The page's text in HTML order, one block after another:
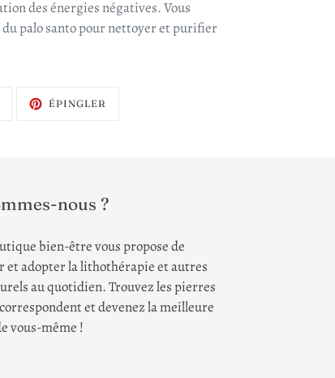
des énergies négatives. Vous
palo santo pour nettoyer et purifier
TWEETERÉPINGLER
nous ?
bien-être vous propose de
et adopter la lithothérapie et autres
au quotidien. Trouvez les pierres
et devenez la meilleure
vous-même !